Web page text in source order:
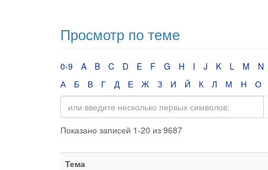
Просмотр по теме
0-9 A B C D E F G H I J K L M N
А
Б В Г Д Е Ж З И Й К Л М Н О
Показано записей 1-20 из 9687
Тема